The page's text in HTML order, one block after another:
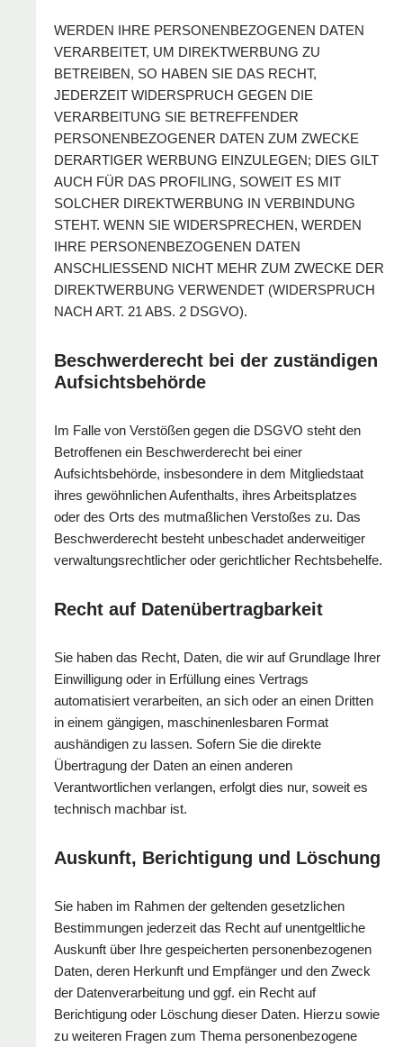
WERDEN IHRE PERSONENBEZOGENEN DATEN
VERARBEITET, UM DIREKTWERBUNG ZU
BETREIBEN, SO HABEN SIE DAS RECHT,
JEDERZEIT WIDERSPRUCH GEGEN DIE
VERARBEITUNG SIE BETREFFENDER
PERSONENBEZOGENER DATEN ZUM ZWECKE
DERARTIGER WERBUNG EINZULEGEN; DIES GILT
AUCH FÜR DAS PROFILING, SOWEIT ES MIT
SOLCHER DIREKTWERBUNG IN VERBINDUNG
STEHT. WENN SIE WIDERSPRECHEN, WERDEN
IHRE PERSONENBEZOGENEN DATEN
ANSCHLIESSEND NICHT MEHR ZUM ZWECKE DER
DIREKTWERBUNG VERWENDET (WIDERSPRUCH
NACH ART. 21 ABS. 2 DSGVO).
Beschwerde­recht bei der zuständigen
Aufsichts­behörde
Im Falle von Verstößen gegen die DSGVO steht den
Betroffenen ein Beschwerderecht bei einer
Aufsichtsbehörde, insbesondere in dem Mitgliedstaat
ihres gewöhnlichen Aufenthalts, ihres Arbeitsplatzes
oder des Orts des mutmaßlichen Verstoßes zu. Das
Beschwerderecht besteht unbeschadet anderweitiger
verwaltungsrechtlicher oder gerichtlicher Rechtsbehelfe.
Recht auf Daten­übertrag­barkeit
Sie haben das Recht, Daten, die wir auf Grundlage Ihrer
Einwilligung oder in Erfüllung eines Vertrags
automatisiert verarbeiten, an sich oder an einen Dritten
in einem gängigen, maschinenlesbaren Format
aushändigen zu lassen. Sofern Sie die direkte
Übertragung der Daten an einen anderen
Verantwortlichen verlangen, erfolgt dies nur, soweit es
technisch machbar ist.
Auskunft, Berichtigung und Löschung
Sie haben im Rahmen der geltenden gesetzlichen
Bestimmungen jederzeit das Recht auf unentgeltliche
Auskunft über Ihre gespeicherten personenbezogenen
Daten, deren Herkunft und Empfänger und den Zweck
der Datenverarbeitung und ggf. ein Recht auf
Berichtigung oder Löschung dieser Daten. Hierzu sowie
zu weiteren Fragen zum Thema personenbezogene